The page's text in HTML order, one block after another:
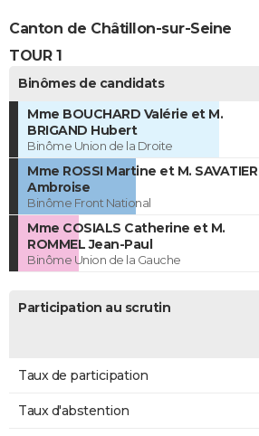
Canton de Châtillon-sur-Seine
TOUR 1
Binômes de candidats
Mme BOUCHARD Valérie et M.
BRIGAND Hubert
Binôme Union de la Droite
Mme ROSSI Martine et M. SAVATIER
Ambroise
Binôme Front National
Mme COSIALS Catherine et M.
ROMMEL Jean-Paul
Binôme Union de la Gauche
Participation au scrutin
Taux de participation
Taux d'abstention